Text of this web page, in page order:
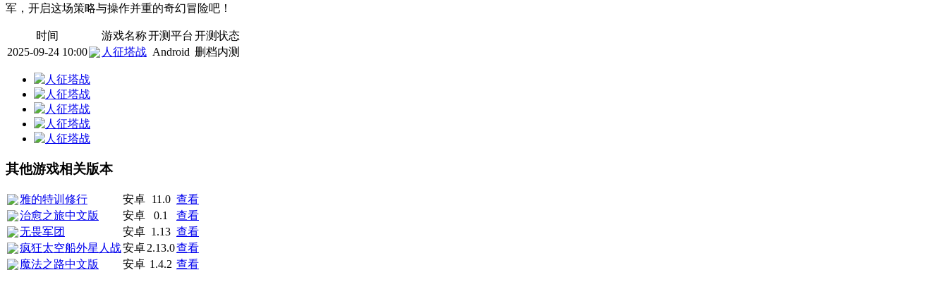
军，开启这场策略与操作并重的奇幻冒险吧！
时间 游戏名称开测平台 开测状态
2025-09-24 10:00
人征塔战 Android 删档内测
其他游戏相关版本
雅的特训修行 安卓 11.0 查看
治愈之旅中文版
安卓 0.1
查看
无畏军团
安卓 1.13 查看
疯狂太空船外星人战安卓2.13.0查看
魔法之路中文版
安卓 1.4.2 查看